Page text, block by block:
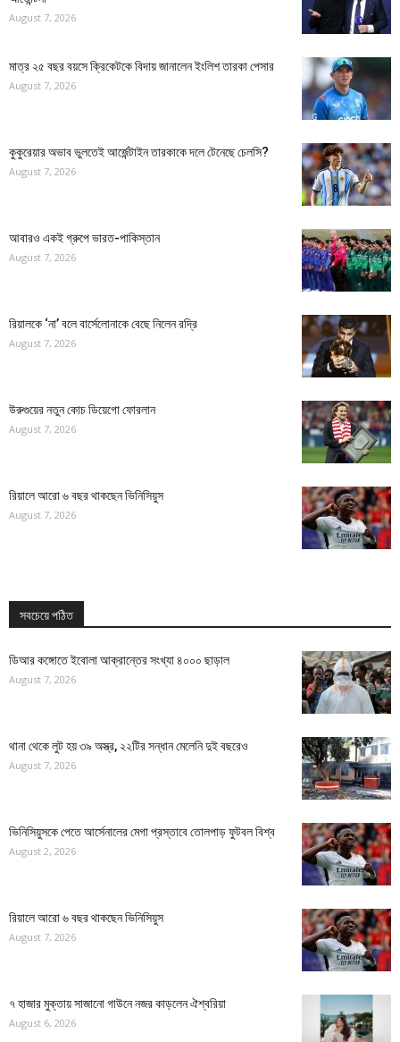
August 7, 2026
মাত্র ২৫ বছর বয়সে ক্রিকেটকে বিদায় জানালেন ইংলিশ তারকা পেসার
August 7, 2026
কুকুরেয়ার অভাব ভুলতেই আর্জেন্টাইন তারকাকে দলে টেনেছে চেলসি?
August 7, 2026
আবারও একই গ্রুপে ভারত-পাকিস্তান
August 7, 2026
রিয়ালকে ‘না’ বলে বার্সেলোনাকে বেছে নিলেন রদ্রি
August 7, 2026
উরুগুয়ের নতুন কোচ ডিয়েগো ফোরলান
August 7, 2026
রিয়ালে আরো ৬ বছর থাকছেন ভিনিসিয়ুস
August 7, 2026
সবচেয়ে পঠিত
ডিআর কঙ্গোতে ইবোলা আক্রান্তের সংখ্যা ৪০০০ ছাড়াল
August 7, 2026
থানা থেকে লুট হয় ৩৯ অস্ত্র, ২২টির সন্ধান মেলেনি দুই বছরেও
August 7, 2026
ভিনিসিয়ুসকে পেতে আর্সেনালের মেগা প্রস্তাবে তোলপাড় ফুটবল বিশ্ব
August 2, 2026
রিয়ালে আরো ৬ বছর থাকছেন ভিনিসিয়ুস
August 7, 2026
৭ হাজার মুক্তায় সাজানো গাউনে নজর কাড়লেন ঐশ্বরিয়া
August 6, 2026